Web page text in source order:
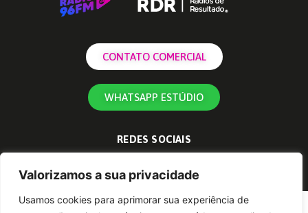
Valorizamos a sua privacidade
Usamos cookies para aprimorar sua experiência de
CONTATO COMERCIAL
WHATSAPP ESTÚDIO
REDES SOCIAIS